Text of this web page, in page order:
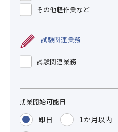
その他軽作業など
試験関連業務
試験関連業務
就業開始可能日
即日 1か月以内